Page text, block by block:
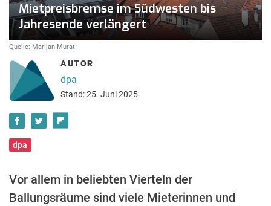
Mietpreisbremse im Südwesten bis
Jahresende verlängert
Quelle: Marijan Murat
AUTOR
dpa
Stand: 25. Juni 2025
dpa
Vor allem in beliebten Vierteln der
Ballungsräume sind viele Mieterinnen und